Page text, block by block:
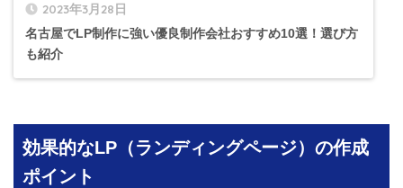
2023年3月28日
名古屋でLP制作に強い優良制作会社おすすめ10選！選び方
も紹介
効果的なLP（ランディングページ）の作成
ポイント